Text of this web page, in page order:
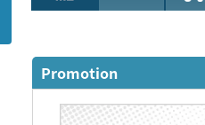
Promotion